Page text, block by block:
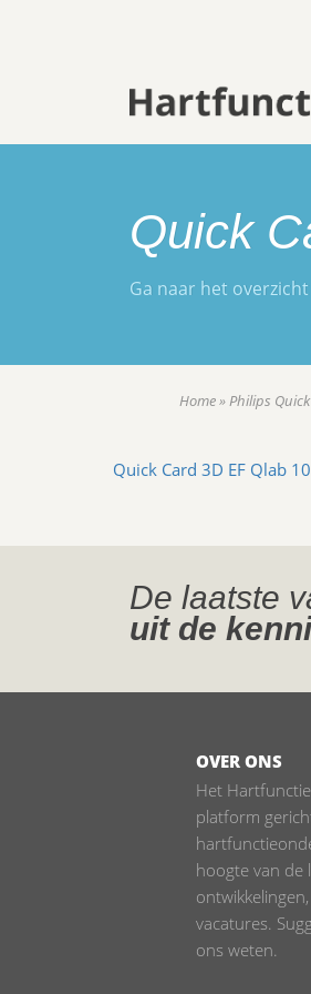
Quick
Ga naar het
Home»Philips
Quick Card 3D EF Qlab
De laatste
uit de
OVER ONS
Het
platform
hoogte van de
vacatures.
ons weten.